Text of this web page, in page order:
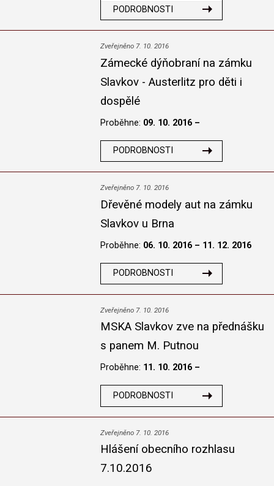
PODROBNOSTI
Zveřejněno 7. 10. 2016
Zámecké dýňobraní na zámku
Slavkov - Austerlitz pro děti i
dospělé
Proběhne: 09. 10. 2016 –
PODROBNOSTI
Zveřejněno 7. 10. 2016
Dřevěné modely aut na zámku
Slavkov u Brna
Proběhne: 06. 10. 2016 – 11. 12. 2016
PODROBNOSTI
Zveřejněno 7. 10. 2016
MSKA Slavkov zve na přednášku
s panem M. Putnou
Proběhne: 11. 10. 2016 –
PODROBNOSTI
Zveřejněno 7. 10. 2016
Hlášení obecního rozhlasu
7.10.2016